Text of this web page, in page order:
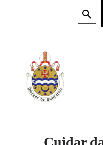
A DIOCESE
CELEBRAÇÃO
VIDA CRISTÃ
NOTÍCIAS